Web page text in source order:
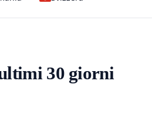
30 giorni